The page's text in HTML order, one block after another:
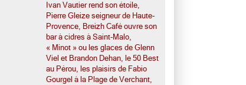
Ivan Vautier rend son étoile,
Pierre Gleize seigneur de Haute-
Provence, Breizh Café ouvre son
bar à cidres à Saint-Malo,
« Minot » ou les glaces de Glenn
Viel et Brandon Dehan, le 50 Best
au Pérou, les plaisirs de Fabio
Gourgel à la Plage de Verchant,